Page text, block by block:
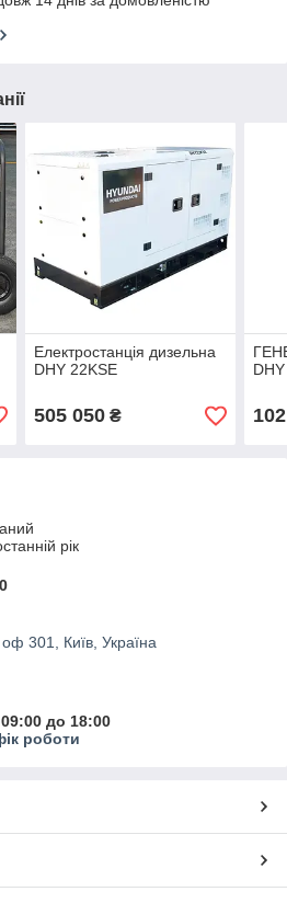
Електростанція дизельна
DHY 22KSE
505 050₴
рік
301, Київ, Україна
до 18:00
роботи